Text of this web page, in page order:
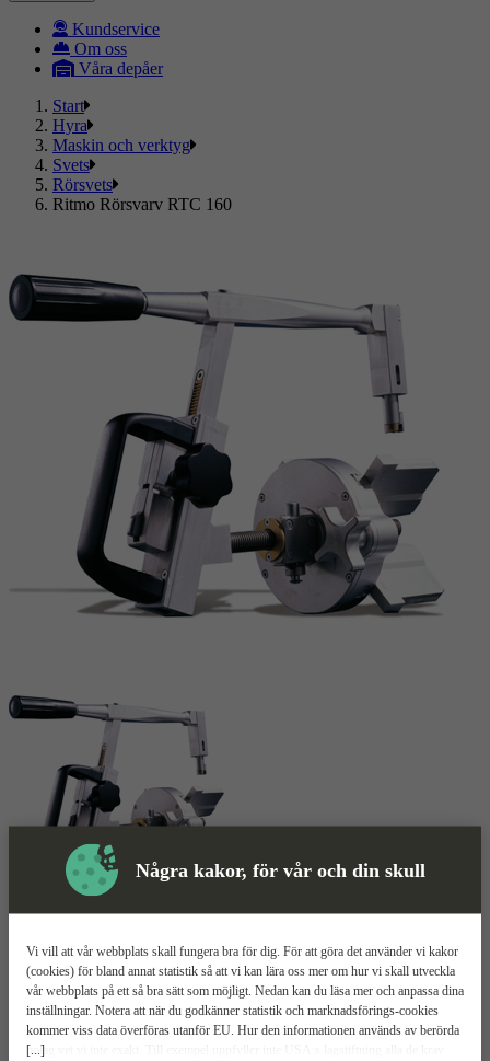
Några kakor, för vår och din skull
[...]
Vi vill att vår webbplats skall fungera bra för dig. För att göra det använder vi kakor
(cookies) för bland annat statistik så att vi kan lära oss mer om hur vi skall utveckla
vår webbplats på ett så bra sätt som möjligt. Nedan kan du läsa mer och anpassa dina
inställningar. Notera att när du godkänner statistik och marknadsförings-cookies
kommer viss data överföras utanför EU. Hur den informationen används av berörda
bolag vet vi inte exakt. Till exempel uppfyller inte USA:s lagstiftning alla de krav
Kundservice
Om oss
Våra depåer
Start
Hyra
Maskin och verktyg
Svets
Rörsvets
Ritmo Rörsvarv RTC 160
Rörsvarv Mer information
Ritmo RTC 160